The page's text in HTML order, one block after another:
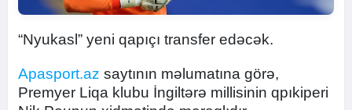
“Nyukasl” yeni qapıçı transfer edəcək.
Apasport.az saytının məlumatına görə,
Premyer Liqa klubu İngiltərə millisinin qpıkiperi